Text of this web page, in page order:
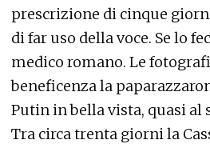
prescrizione di cinque
di far uso della voce. Se lo
medico romano. Le
beneficenza la
Putin in bella vista, quasi al
Tra circa trenta giorni la